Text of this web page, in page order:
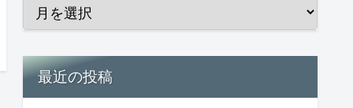
最近の投稿